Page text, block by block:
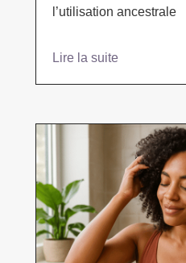
l’utilisation ancestrale
Lire la suite